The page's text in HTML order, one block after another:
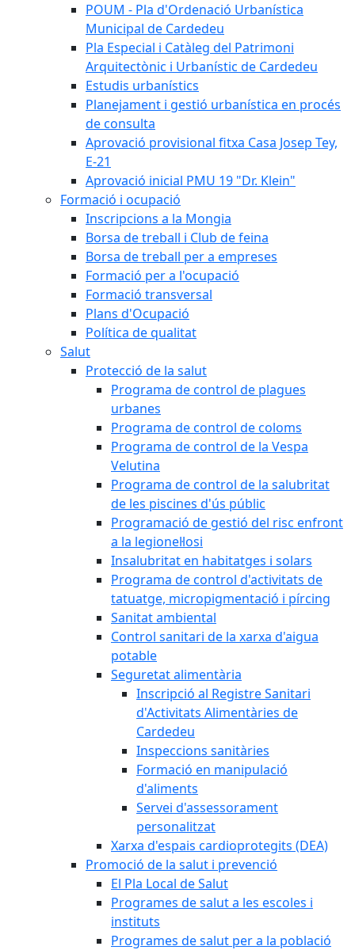
POUM - Pla d'Ordenació Urbanística
Municipal de Cardedeu
Pla Especial i Catàleg del Patrimoni
Arquitectònic i Urbanístic de Cardedeu
Estudis urbanístics
Planejament i gestió urbanística en procés
de consulta
Aprovació provisional fitxa Casa Josep Tey,
E-21
Aprovació inicial PMU 19 "Dr. Klein"
Formació i ocupació
Inscripcions a la Mongia
Borsa de treball i Club de feina
Borsa de treball per a empreses
Formació per a l'ocupació
Formació transversal
Plans d'Ocupació
Política de qualitat
Salut
Protecció de la salut
Programa de control de plagues
urbanes
Programa de control de coloms
Programa de control de la Vespa
Velutina
Programa de control de la salubritat
de les piscines d'ús públic
Programació de gestió del risc enfront
a la legionel·losi
Insalubritat en habitatges i solars
Programa de control d'activitats de
tatuatge, micropigmentació i pírcing
Sanitat ambiental
Control sanitari de la xarxa d'aigua
potable
Seguretat alimentària
Inscripció al Registre Sanitari
d'Activitats Alimentàries de
Cardedeu
Inspeccions sanitàries
Formació en manipulació
d'aliments
Servei d'assessorament
personalitzat
Xarxa d'espais cardioprotegits (DEA)
Promoció de la salut i prevenció
El Pla Local de Salut
Programes de salut a les escoles i
instituts
Programes de salut per a la població